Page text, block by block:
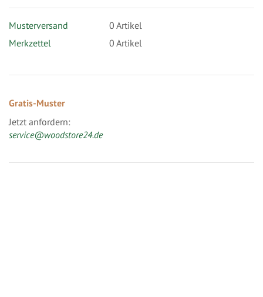
Musterversand 0 Artikel
Merkzettel
0 Artikel
Gratis-Muster
Jetzt anfordern:
service@woodstore24.de